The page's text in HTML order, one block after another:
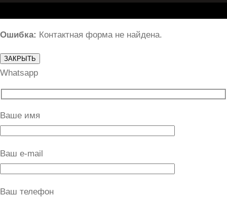
Ошибка: Контактная форма не найдена.
ЗАКРЫТЬ
Whatsapp
Ваше имя
Ваш e-mail
Ваш телефон